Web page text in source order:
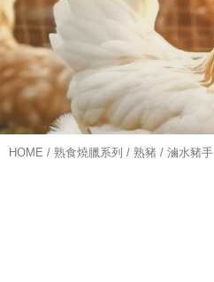
HOME / 熟食燒臘系列 / 熟豬 / 滷水豬手